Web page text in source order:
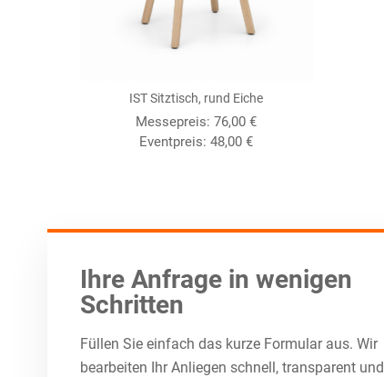
IST Sitztisch, rund Eiche
Messepreis:76,00€
Eventpreis:48,00€
Ihre Anfrage in wenigen
Schritten
Füllen Sie einfach das kurze Formular aus. Wir
bearbeiten Ihr Anliegen schnell, transparent und